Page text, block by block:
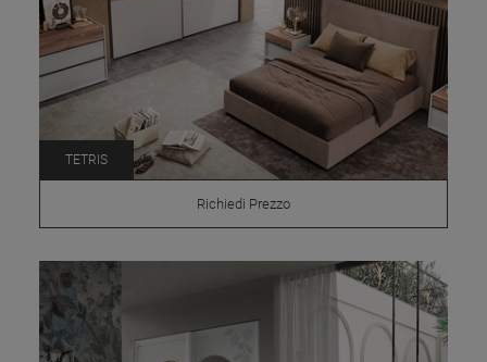
TETRIS
Richiedi Prezzo